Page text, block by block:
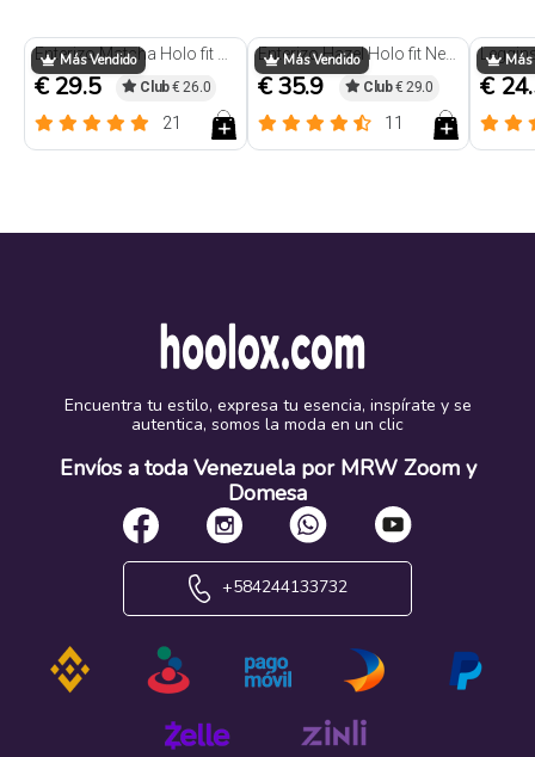
Más Vendido
€ 29.5 Club€ 26.0
21
Más Vendido Enterizo Hazel Holo fit Negro
€ 35.9 Club€ 29.0
11
Más
€
Encuentra tu estilo, expresa tu esencia, inspírate y se
autentica, somos la moda en un clic
Envíos a toda Venezuela por MRW Zoom y
Domesa
+584244133732